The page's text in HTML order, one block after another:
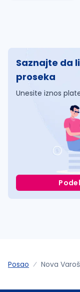
Saznajte da
proseka
Unesite iznos
Posao Nova Varoš